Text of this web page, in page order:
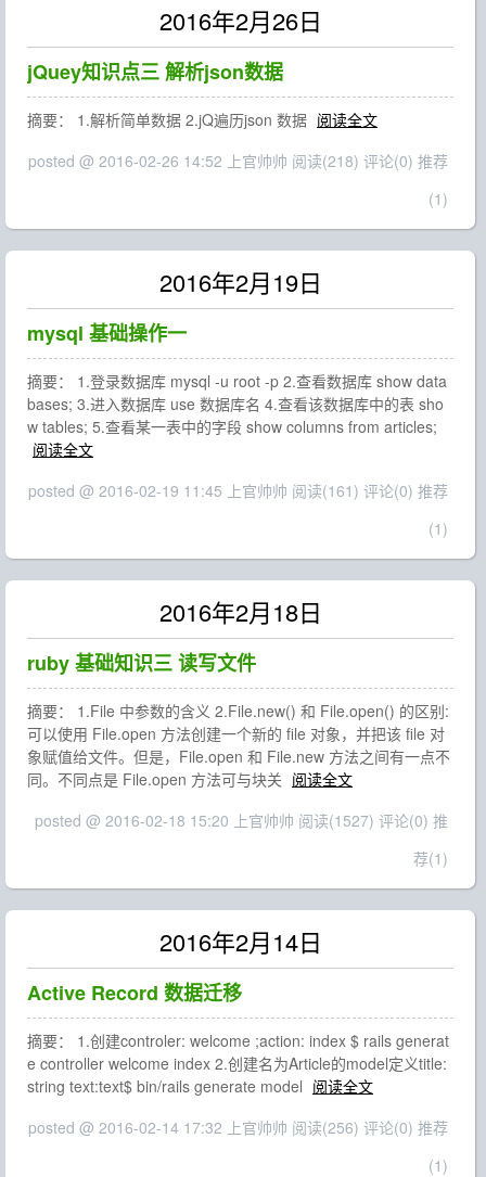
2016年2月26日
jQuey知识点三 解析json数据
摘要： 1.解析简单数据 2.jQ遍历json 数据 阅读全文
posted @ 2016-02-26 14:52 上官帅帅 阅读(218) 评论(0) 推荐
(1)
2016年2月19日
mysql 基础操作一
摘要： 1.登录数据库 mysql -u root -p 2.查看数据库 show data
bases; 3.进入数据库 use 数据库名 4.查看该数据库中的表 sho
w tables; 5.查看某一表中的字段 show columns from articles;
阅读全文
posted @ 2016-02-19 11:45 上官帅帅 阅读(161) 评论(0) 推荐
(1)
2016年2月18日
ruby 基础知识三 读写文件
摘要： 1.File 中参数的含义 2.File.new() 和 File.open() 的区别:
可以使用 File.open 方法创建一个新的 file 对象，并把该 file 对
象赋值给文件。但是，File.open 和 File.new 方法之间有一点不
同。不同点是 File.open 方法可与块关 阅读全文
posted @ 2016-02-18 15:20 上官帅帅 阅读(1527) 评论(0) 推
荐(1)
2016年2月14日
Active Record 数据迁移
摘要： 1.创建controler: welcome ;action: index $ rails generat
e controller welcome index 2.创建名为Article的model定义title:
string text:text$ bin/rails generate model 阅读全文
posted @ 2016-02-14 17:32 上官帅帅 阅读(256) 评论(0) 推荐
(1)